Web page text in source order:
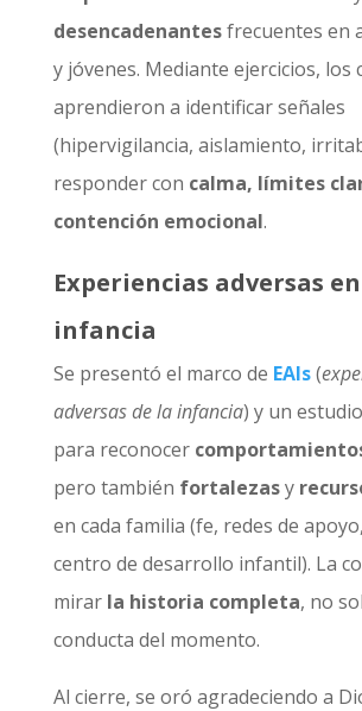
desencadenantesfrecuentes en
y jóvenes. Mediante ejercicios, los
aprendieron a identificar señales
(hipervigilancia, aislamiento,
responder con calma, límites
contención emocional.
Experiencias adversas
infancia
Se presentó el marco de EAIs(
adversas de la infancia) y un
para reconocer
pero también fortalezasy
en cada familia (fe, redes de
centro de desarrollo infantil). La
mirar la historia completa, no
conducta del momento.
Al cierre, se oró agradeciendo a